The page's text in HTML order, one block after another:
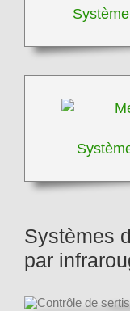
Systèmes
par